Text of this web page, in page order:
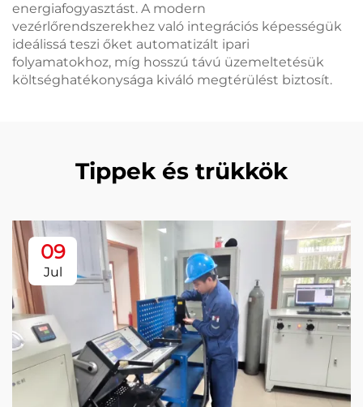
energiafogyasztást. A modern
vezérlőrendszerekhez való integrációs képességük
ideálissá teszi őket automatizált ipari
folyamatokhoz, míg hosszú távú üzemeltetésük
költséghatékonysága kiváló megtérülést biztosít.
Tippek és trükkök
09
Jul